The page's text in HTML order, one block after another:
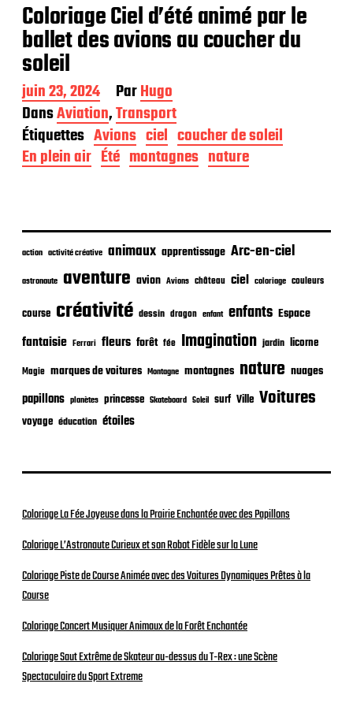
Coloriage Ciel d’été animé par le
ballet des avions au coucher du
soleil
D
a
t
e
d
e
l
i
a
i
n
juin 23, 2024 ParHugo
DansAviation,Transport
Étiquettes Avions ciel coucher de soleil
En plein air Été montagnes nature
action activité créative animaux apprentissage Arc-en-ciel
astronaute aventure avion Avions château ciel coloriage couleurs
course créativité dessin dragon enfant enfants Espace
fantaisie Ferrari fleurs forêt fée Imagination jardin licorne
Magie marques de voitures Montagne montagnes nature nuages
papillons planètes princesse Skateboard Soleil surf Ville Voitures
voyage éducation étoiles
Coloriage La Fée Joyeuse dans la Prairie Enchantée avec des Papillons
Coloriage L’Astronaute Curieux et son Robot Fidèle sur la Lune
Coloriage Piste de Course Animée avec des Voitures Dynamiques Prêtes à la
Course
Coloriage Concert Musiquer Animaux de la Forêt Enchantée
Coloriage Saut Extrême de Skateur au-dessus du T-Rex : une Scène
Spectaculaire du Sport Extreme